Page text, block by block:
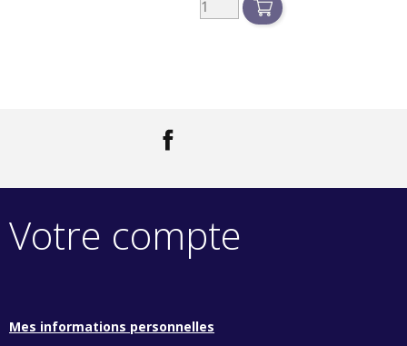
Votre compte
Mes informations personnelles